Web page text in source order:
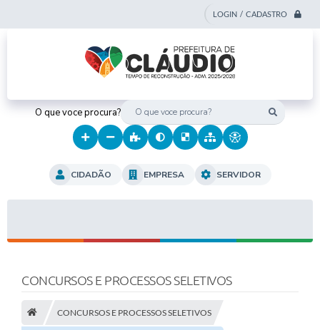
LOGIN / CADASTRO
O que voce procura?
CIDADÃO EMPRESA SERVIDOR
CONCURSOS E PROCESSOS SELETIVOS
CONCURSOS E PROCESSOS SELETIVOS